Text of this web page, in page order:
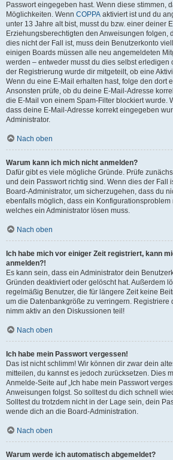
Passwort eingegeben hast. Wenn diese stimmen,
Möglichkeiten. Wenn COPPA aktiviert ist und du
unter 13 Jahre alt bist, musst du bzw. einer deiner
Erziehungsberechtigten den Anweisungen folgen,
dies nicht der Fall ist, muss dein Benutzerkonto
einigen Boards müssen alle neu angemeldeten
werden – entweder musst du dies selbst erledigen
der Registrierung wurde dir mitgeteilt, ob eine
Wenn du eine E-Mail erhalten hast, folge den dort
Ansonsten prüfe, ob du deine E-Mail-Adresse
die E-Mail von einem Spam-Filter blockiert wurde.
dass deine E-Mail-Adresse korrekt eingegeben
Administrator.
Nach oben
Warum kann ich mich nicht anmelden?
Dafür gibt es viele mögliche Gründe. Prüfe
und dein Passwort richtig sind. Wenn dies der Fall
Board-Administrator, um sicherzugehen, dass du
ebenfalls möglich, dass ein Konfigurationsproblem
welches ein Administrator lösen muss.
Nach oben
Ich habe mich vor einiger Zeit registriert, kann
anmelden?!
Es kann sein, dass ein Administrator dein
Gründen deaktiviert oder gelöscht hat. Außerdem
regelmäßig Benutzer, die für längere Zeit keine
um die Datenbankgröße zu verringern. Registriere
nimm aktiv an den Diskussionen teil!
Nach oben
Ich habe mein Passwort vergessen!
Das ist nicht schlimm! Wir können dir zwar dein
mitteilen, du kannst es jedoch zurücksetzen. Dies
Anmelde-Seite auf „Ich habe mein Passwort
Anweisungen folgst. So solltest du dich schnell
Solltest du trotzdem nicht in der Lage sein, dein
wende dich an die Board-Administration.
Nach oben
Warum werde ich automatisch abgemeldet?